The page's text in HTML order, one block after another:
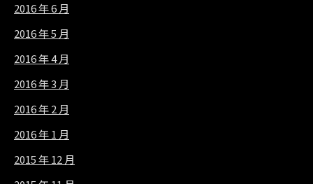
2016 年 6 月
2016 年 5 月
2016 年 4 月
2016 年 3 月
2016 年 2 月
2016 年 1 月
2015 年 12 月